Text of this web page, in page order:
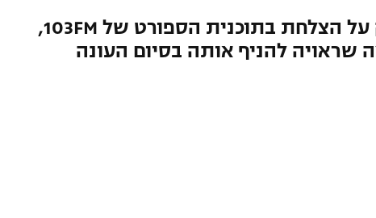
כוכב העבר התייחס למאבק על הצלחת בתוכנית הספורט של 103FM,
שראויה להניף אותה בסיום העונה